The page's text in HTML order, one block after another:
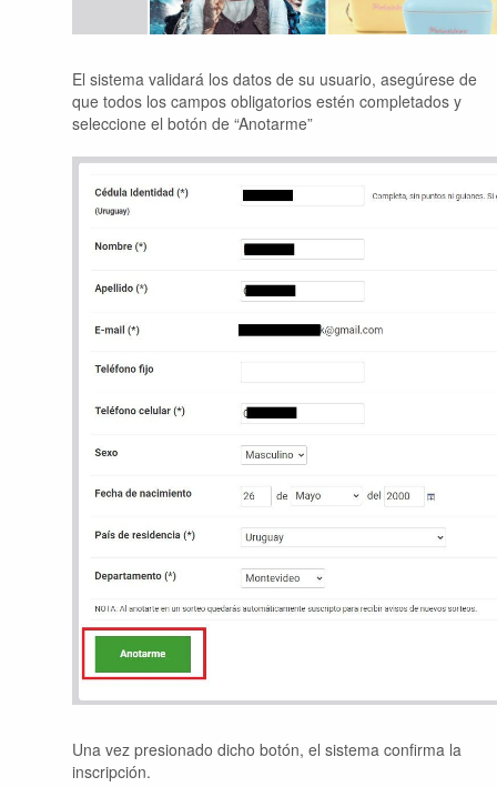
El sistema validará los datos de su usuario, asegúrese de
que todos los campos obligatorios estén completados y
seleccione el botón de “Anotarme”
Una vez presionado dicho botón, el sistema confirma la
inscripción.